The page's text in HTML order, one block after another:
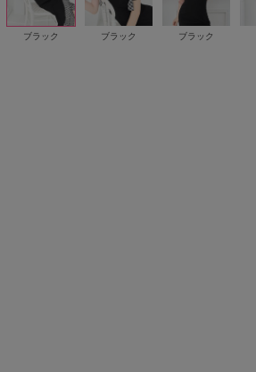
ブラック ブラック ブラック